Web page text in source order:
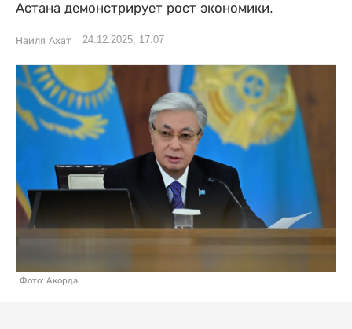
Астана демонстрирует рост экономики.
Наиля Ахат 24.12.2025, 17:07
Фото: Акорда